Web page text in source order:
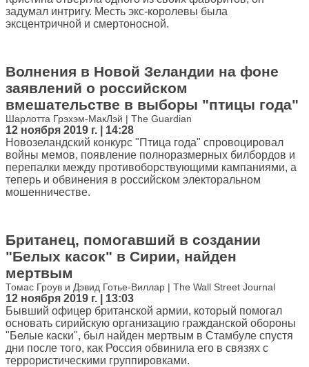
задумал интригу. Месть экс-королевы была
эксцентричной и смертоносной.
Волнения в Новой Зеландии на фоне
заявлений о российском
вмешательстве в выборы "птицы года"
Шарлотта Грэхэм-МакЛэй | The Guardian
12 ноября 2019 г. | 14:28
Новозеландский конкурс "Птица года" спровоцировал
войны мемов, появление полноразмерных билбордов и
перепалки между противоборствующими кампаниями, а
теперь и обвинения в российском электоральном
мошенничестве.
Британец, помогавший в создании
"Белых касок" в Сирии, найден
мертвым
Томас Гроув и Дэвид Готье-Виллар | The Wall Street Journal
12 ноября 2019 г. | 13:03
Бывший офицер британской армии, который помогал
основать сирийскую организацию гражданской обороны
"Белые каски", был найден мертвым в Стамбуле спустя
дни после того, как Россия обвинила его в связях с
террористическими группировками.